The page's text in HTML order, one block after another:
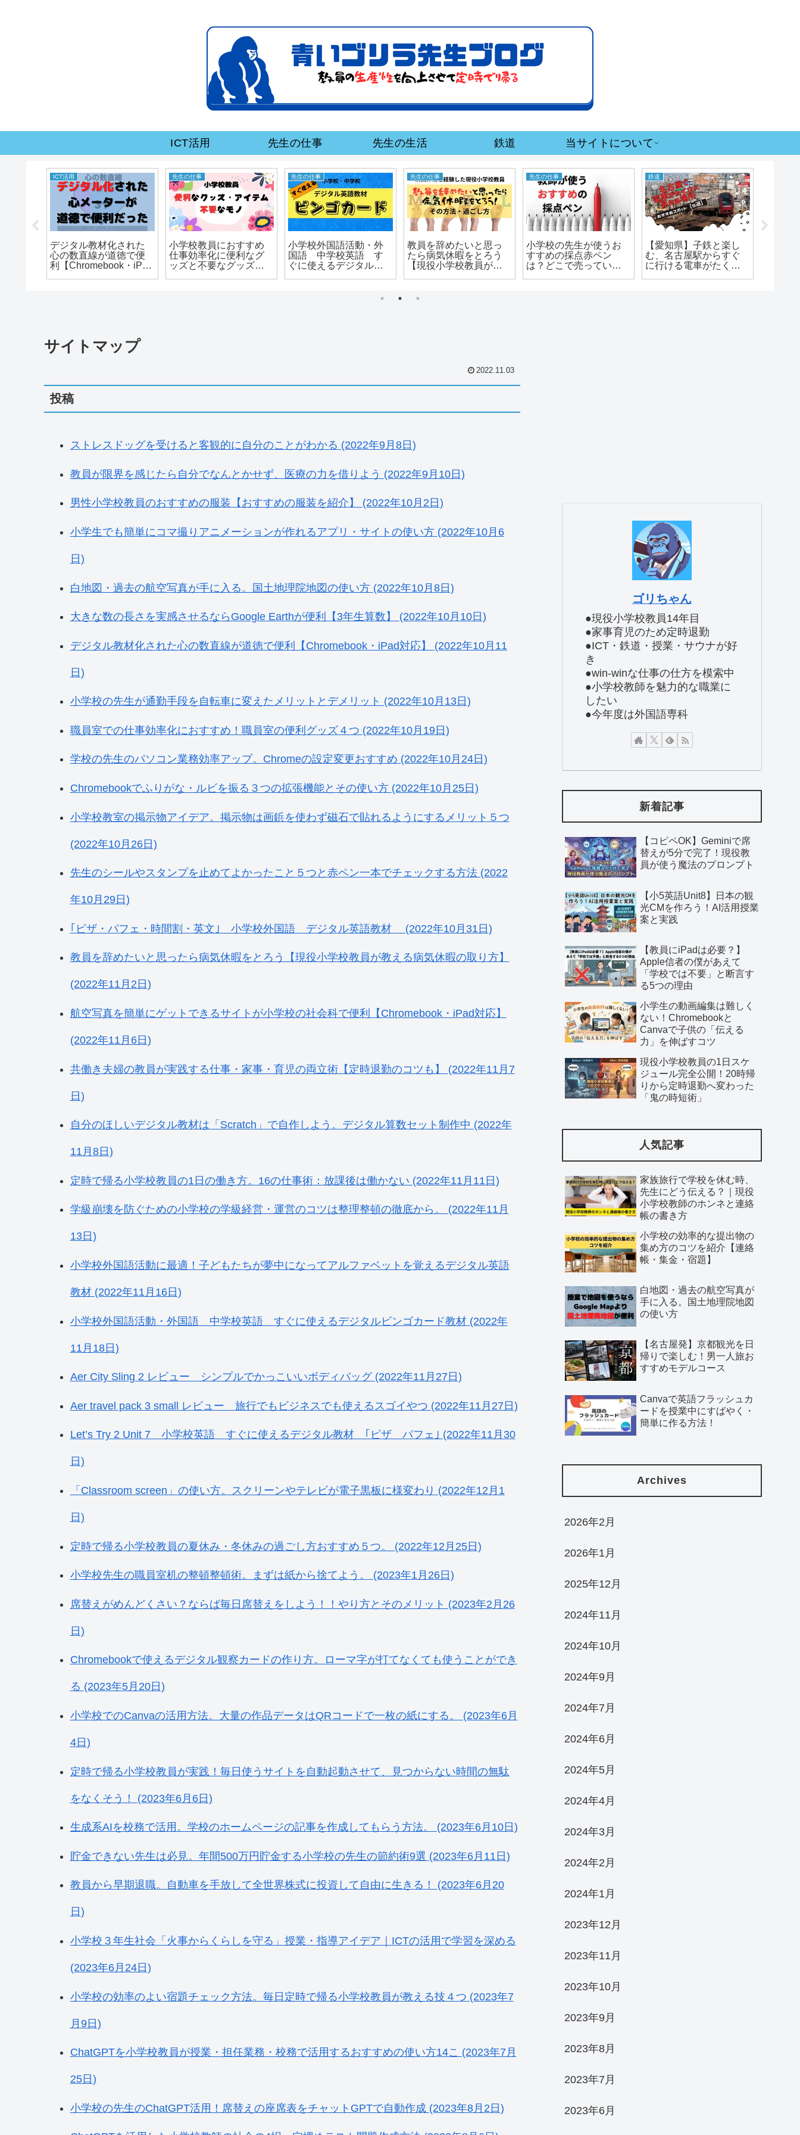
ICT活用 先生の仕事 先生の生活 鉄道 当サイトについて
ICT活用
デジタル教材化された
心の数直線が道徳で便
利【Chromebook・iPad
先生の仕事
小学校教員におすすめ
仕事効率化に便利なグ
ッズと不要なグッズ
先生の仕事
小学校外国語活動・外
国語 中学校英語 す
ぐに使えるデジタルビ
先生の仕事
教員を辞めたいと思っ
たら病気休暇をとろう
【現役小学校教員が教
先生の仕事
小学校の先生が使うお
すすめの採点赤ペン
は？どこで売ってい
鉄道
【愛知県】子鉄と楽し
む、名古屋駅からすぐ
に行ける電車がたくさ
サイトマップ
2022.11.03
投稿
ストレスドッグを受けると客観的に自分のことがわかる (2022年9月8日)
教員が限界を感じたら自分でなんとかせず、医療の力を借りよう (2022年9月10日)
男性小学校教員のおすすめの服装【おすすめの服装を紹介】 (2022年10月2日)
小学生でも簡単にコマ撮りアニメーションが作れるアプリ・サイトの使い方 (2022年10月6
日)
白地図・過去の航空写真が手に入る。国土地理院地図の使い方 (2022年10月8日)
大きな数の長さを実感させるならGoogle Earthが便利【3年生算数】 (2022年10月10日)
デジタル教材化された心の数直線が道徳で便利【Chromebook・iPad対応】 (2022年10月11
日)
小学校の先生が通勤手段を自転車に変えたメリットとデメリット (2022年10月13日)
職員室での仕事効率化におすすめ！職員室の便利グッズ４つ (2022年10月19日)
学校の先生のパソコン業務効率アップ。Chromeの設定変更おすすめ (2022年10月24日)
Chromebookでふりがな・ルビを振る３つの拡張機能とその使い方 (2022年10月25日)
小学校教室の掲示物アイデア。掲示物は画鋲を使わず磁石で貼れるようにするメリット５つ
(2022年10月26日)
先生のシールやスタンプを止めてよかったこと５つと赤ペン一本でチェックする方法 (2022
年10月29日)
｢ピザ・パフェ・時間割・英文｣ 小学校外国語 デジタル英語教材 (2022年10月31日)
教員を辞めたいと思ったら病気休暇をとろう【現役小学校教員が教える病気休暇の取り方】
(2022年11月2日)
航空写真を簡単にゲットできるサイトが小学校の社会科で便利【Chromebook・iPad対応】
(2022年11月6日)
共働き夫婦の教員が実践する仕事・家事・育児の両立術【定時退勤のコツも】 (2022年11月7
日)
自分のほしいデジタル教材は「Scratch」で自作しよう。デジタル算数セット制作中 (2022年
11月8日)
定時で帰る小学校教員の1日の働き方。16の仕事術：放課後は働かない (2022年11月11日)
学級崩壊を防ぐための小学校の学級経営・運営のコツは整理整頓の徹底から。 (2022年11月
13日)
小学校外国語活動に最適！子どもたちが夢中になってアルファベットを覚えるデジタル英語
教材 (2022年11月16日)
小学校外国語活動・外国語 中学校英語 すぐに使えるデジタルビンゴカード教材 (2022年
11月18日)
Aer City Sling 2 レビュー シンプルでかっこいいボディバッグ (2022年11月27日)
Aer travel pack 3 small レビュー 旅行でもビジネスでも使えるスゴイやつ (2022年11月27日)
Let’s Try 2 Unit 7 小学校英語 すぐに使えるデジタル教材 ｢ピザ パフェ｣ (2022年11月30
日)
「Classroom screen」の使い方。スクリーンやテレビが電子黒板に様変わり (2022年12月1
日)
定時で帰る小学校教員の夏休み・冬休みの過ごし方おすすめ５つ。 (2022年12月25日)
小学校先生の職員室机の整頓整頓術。まずは紙から捨てよう。 (2023年1月26日)
席替えがめんどくさい？ならば毎日席替えをしよう！！やり方とそのメリット (2023年2月26
日)
Chromebookで使えるデジタル観察カードの作り方。ローマ字が打てなくても使うことができ
る (2023年5月20日)
小学校でのCanvaの活用方法。大量の作品データはQRコードで一枚の紙にする。 (2023年6月
4日)
定時で帰る小学校教員が実践！毎日使うサイトを自動起動させて、見つからない時間の無駄
をなくそう！ (2023年6月6日)
生成系AIを校務で活用。学校のホームページの記事を作成してもらう方法。 (2023年6月10日)
貯金できない先生は必見。年間500万円貯金する小学校の先生の節約術9選 (2023年6月11日)
教員から早期退職。自動車を手放して全世界株式に投資して自由に生きる！ (2023年6月20
日)
小学校３年生社会「火事からくらしを守る」授業・指導アイデア｜ICTの活用で学習を深める
(2023年6月24日)
小学校の効率のよい宿題チェック方法。毎日定時で帰る小学校教員が教える技４つ (2023年7
月9日)
ChatGPTを小学校教員が授業・担任業務・校務で活用するおすすめの使い方14こ (2023年7月
25日)
小学校の先生のChatGPT活用！席替えの座席表をチャットGPTで自動作成 (2023年8月2日)
ゴリちゃん
●現役小学校教員14年目
●家事育児のため定時退勤
●ICT・鉄道・授業・サウナが好
き
●win-winな仕事の仕方を模索中
●小学校教師を魅力的な職業に
したい
●今年度は外国語専科
新着記事
【コピペOK】Geminiで席
替えが5分で完了！現役教
員が使う魔法のプロンプト
【小5英語Unit8】日本の観
光CMを作ろう！AI活用授業
案と実践
【教員にiPadは必要？】
Apple信者の僕があえて
「学校では不要」と断言す
る5つの理由
小学生の動画編集は難しく
ない！Chromebookと
Canvaで子供の「伝える
力」を伸ばすコツ
現役小学校教員の1日スケ
ジュール完全公開！20時帰
りから定時退勤へ変わった
「鬼の時短術」
人気記事
家族旅行で学校を休む時、
先生にどう伝える？｜現役
小学校教師のホンネと連絡
帳の書き方
小学校の効率的な提出物の
集め方のコツを紹介【連絡
帳・集金・宿題】
白地図・過去の航空写真が
手に入る。国土地理院地図
の使い方
【名古屋発】京都観光を日
帰りで楽しむ！男一人旅お
すすめモデルコース
Canvaで英語フラッシュカ
ードを授業中にすばやく・
簡単に作る方法！
Archives
2026年2月
2026年1月
2025年12月
2024年11月
2024年10月
2024年9月
2024年7月
2024年6月
2024年5月
2024年4月
2024年3月
2024年2月
2024年1月
2023年12月
2023年11月
2023年10月
2023年9月
2023年8月
2023年7月
2023年6月